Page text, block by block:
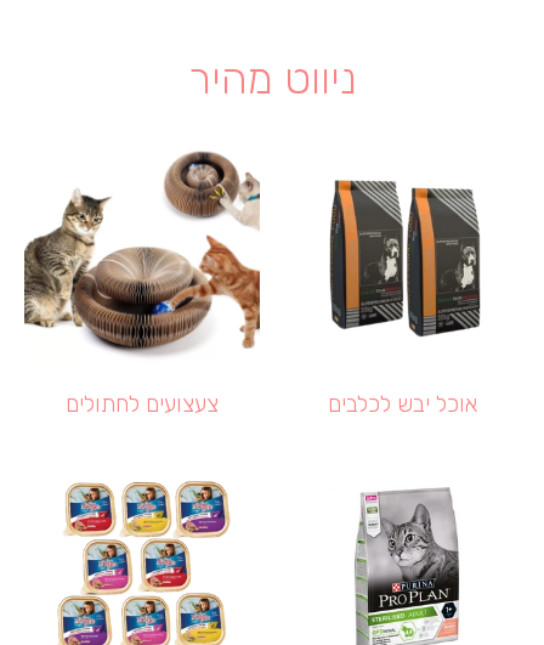
ניווט מהיר
אוכל יבש לכלבים צעצועים לחתולים